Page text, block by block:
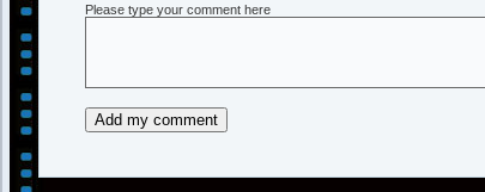
Please type your comment here